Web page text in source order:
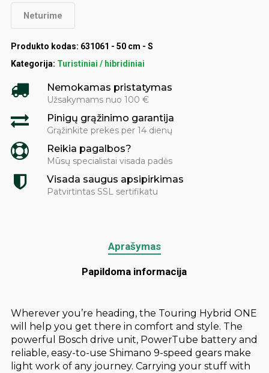
Neturime
Produkto kodas: 631061 - 50 cm - S
Kategorija: Turistiniai / hibridiniai
Nemokamas pristatymas
Užsakymams nuo 100 €
Pinigų grąžinimo garantija
Grąžinkite prekes per 14 dienų
Reikia pagalbos?
Mūsų specialistai visada padės
Visada saugus apsipirkimas
Patvirtintas SSL sertifikatu
Aprašymas
Papildoma informacija
Wherever you’re heading, the Touring Hybrid ONE
will help you get there in comfort and style. The
powerful Bosch drive unit, PowerTube battery and
reliable, easy-to-use Shimano 9-speed gears make
light work of any journey. Carrying your stuff with